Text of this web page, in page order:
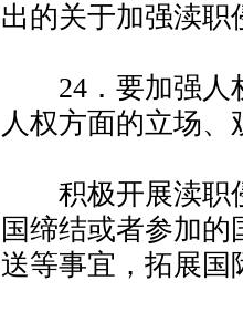
出的关于加强渎职
24．要加强人权
人权方面的立场
积极开展渎职侵
国缔结或者参加
送等事宜，拓展国